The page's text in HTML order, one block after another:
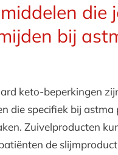
die
bij
keto-beperkingen
die specifiek bij astma
Zuivelproducten
de